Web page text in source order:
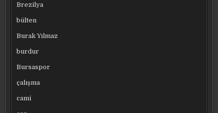
Brezilya
bülten
Burak Yılmaz
burdur
Bursaspor
çalışma
cami